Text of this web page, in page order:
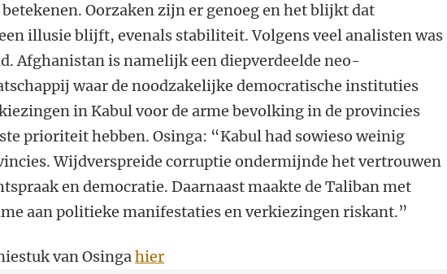
Oorzaken zijn er genoeg en het blijkt dat
illusie blijft, evenals stabiliteit. Volgens veel analisten was
Afghanistan is namelijk een diepverdeelde neo-
waar de noodzakelijke democratische instituties
in Kabul voor de arme bevolking in de provincies
prioriteit hebben. Osinga: “Kabul had sowieso weinig
Wijdverspreide corruptie ondermijnde het vertrouwen
en democratie. Daarnaast maakte de Taliban met
aan politieke manifestaties en verkiezingen riskant.”
van Osingahier